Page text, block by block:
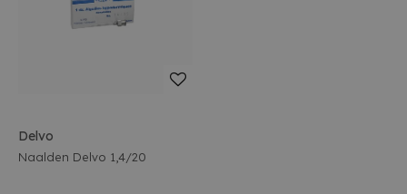
Delvo
Naalden Delvo 1,4/20